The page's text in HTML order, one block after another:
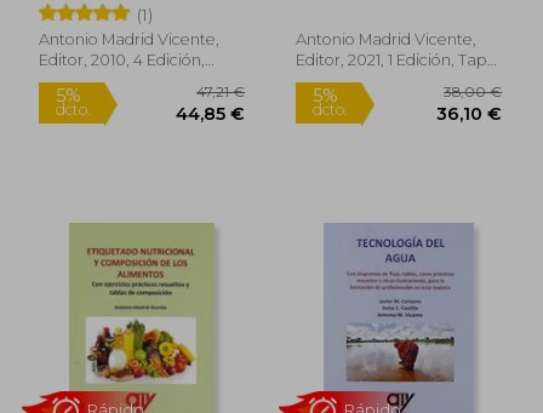
(1)
Antonio Madrid Vicente,
Editor, 2010, 4 Edición,
Tapa Blanda, Nuevo
Antonio Madrid Vicente,
Editor, 2021, 1 Edición, Tapa
Blanda, Nuevo